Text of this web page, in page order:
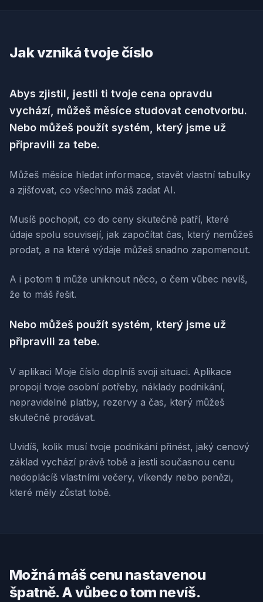
Jak vzniká tvoje číslo
Abys zjistil, jestli ti tvoje cena opravdu
vychází, můžeš měsíce studovat cenotvorbu.
Nebo můžeš použít systém, který jsme už
připravili za tebe.
Můžeš měsíce hledat informace, stavět vlastní tabulky
a zjišťovat, co všechno máš zadat AI.
Musíš pochopit, co do ceny skutečně patří, které
údaje spolu souvisejí, jak započítat čas, který nemůžeš
prodat, a na které výdaje můžeš snadno zapomenout.
A i potom ti může uniknout něco, o čem vůbec nevíš,
že to máš řešit.
Nebo můžeš použít systém, který jsme už
připravili za tebe.
V aplikaci Moje číslo doplníš svoji situaci. Aplikace
propojí tvoje osobní potřeby, náklady podnikání,
nepravidelné platby, rezervy a čas, který můžeš
skutečně prodávat.
Uvidíš, kolik musí tvoje podnikání přinést, jaký cenový
základ vychází právě tobě a jestli současnou cenu
nedoplácíš vlastními večery, víkendy nebo penězi,
které měly zůstat tobě.
Možná máš cenu nastavenou
špatně. A vůbec o tom nevíš.